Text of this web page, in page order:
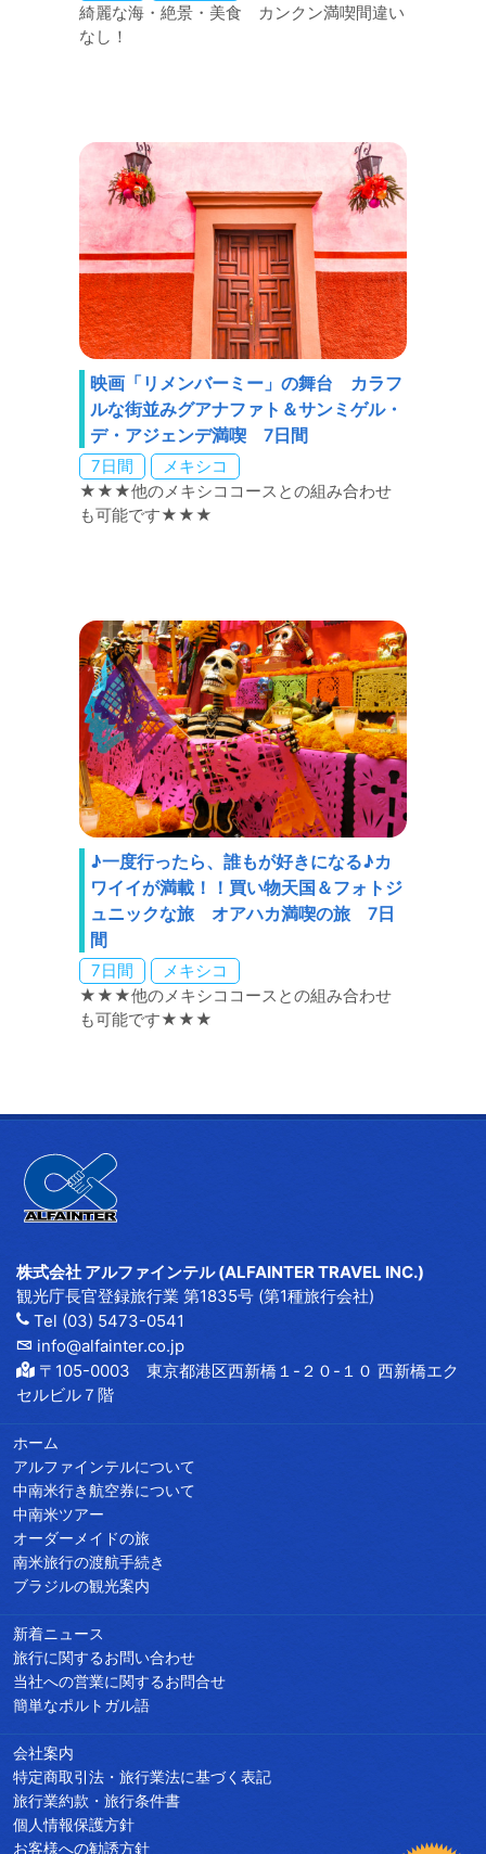
綺麗な海・絶景・美食 カンクン満喫間違い
なし！
映画「リメンバーミー」の舞台 カラフ
ルな街並みグアナファト＆サンミゲル・
デ・アジェンデ満喫 7日間
7日間
メキシコ
★★★他のメキシココースとの組み合わせ
も可能です★★★
♪一度行ったら、誰もが好きになる♪カ
ワイイが満載！！買い物天国＆フォトジ
ュニックな旅 オアハカ満喫の旅 7日
間
7日間
メキシコ
★★★他のメキシココースとの組み合わせ
も可能です★★★
株式会社 アルファインテル (ALFAINTER TRAVEL INC.)
観光庁長官登録旅行業 第1835号 (第1種旅行会社)
Tel (03) 5473-0541
info@alfainter.co.jp
〒105-0003 東京都港区西新橋１-２０-１０ 西新橋エク
セルビル７階
ホーム
アルファインテルについて
中南米行き航空券について
中南米ツアー
オーダーメイドの旅
南米旅行の渡航手続き
ブラジルの観光案内
新着ニュース
旅行に関するお問い合わせ
当社への営業に関するお問合せ
簡単なポルトガル語
会社案内
特定商取引法・旅行業法に基づく表記
旅行業約款・旅行条件書
個人情報保護方針
お客様への勧誘方針